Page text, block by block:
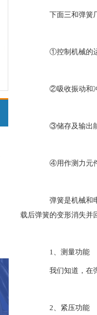
下面三和弹簧厂
①控制机械的运
②吸收振动和冲
③储存及输出能
④用作测力元件
弹簧是机械和电
载后弹簧的变形消失并
1、测量功能
我们知道，在弹
2、紧压功能